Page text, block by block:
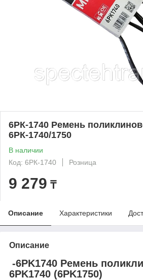
6РК-1740 Ремень
6РК-1740/1750
В наличии
Код: 6РК-1740
Розница
9 279 ₸
Описание Характеристики
Описание
-6PK1740 Ремень
6PK1740 (6PK1750)